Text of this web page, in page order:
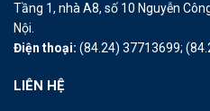
Tầng 1, nhà A8, số 10 Nguyễn
Nội.
Điện thoại: (84.24) 37713699;
LIÊN HỆ